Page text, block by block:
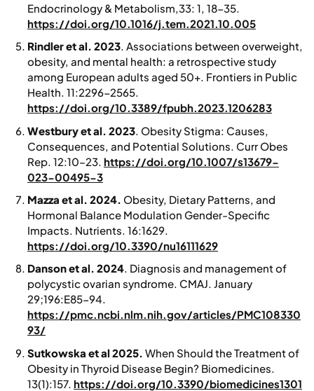
Endocrinology & Metabolism,33: 1, 18-35.
https://doi.org/10.1016/j.tem.2021.10.005
Rindler et al. 2023. Associations between overweight,
obesity, and mental health: a retrospective study
among European adults aged 50+. Frontiers in Public
Health. 11:2296-2565.
https://doi.org/10.3389/fpubh.2023.1206283
Westbury et al. 2023. Obesity Stigma: Causes,
Consequences, and Potential Solutions. Curr Obes
Rep. 12:10–23. https://doi.org/10.1007/s13679-
023-00495-3
Mazza et al. 2024. Obesity, Dietary Patterns, and
Hormonal Balance Modulation Gender-Specific
Impacts. Nutrients. 16:1629.
https://doi.org/10.3390/nu16111629
Danson et al. 2024. Diagnosis and management of
polycystic ovarian syndrome. CMAJ. January
29;196:E85-94.
https://pmc.ncbi.nlm.nih.gov/articles/PMC108330
93/
Sutkowska et al 2025. When Should the Treatment of
Obesity in Thyroid Disease Begin? Biomedicines.
13(1):157. https://doi.org/10.3390/biomedicines1301